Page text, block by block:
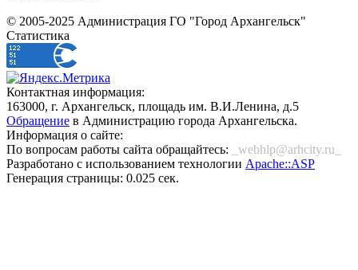
© 2005-2025 Администрация ГО "Город Архангельск"
Статистика
Контактная информация:
163000, г. Архангельск, площадь им. В.И.Ленина, д.5
Обращение в Администрацию города Архангельска.
Информация о сайте:
По вопросам работы сайта обращайтесь:
_webhlp@arhcity.ru_
Разработано с использованием технологии Apache::ASP
Генерация страницы: 0.025 сек.